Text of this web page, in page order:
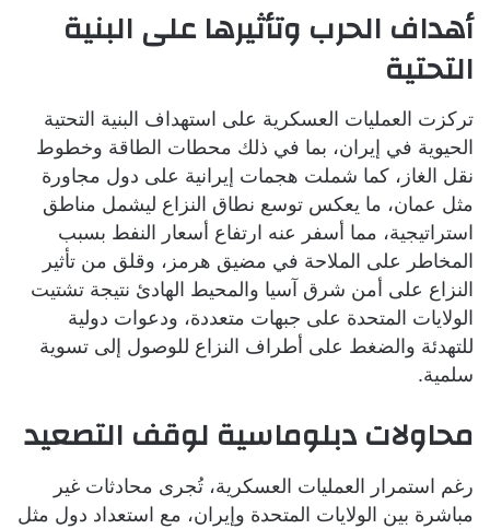
أهداف الحرب وتأثيرها على البنية
التحتية
تركزت العمليات العسكرية على استهداف البنية التحتية
الحيوية في إيران، بما في ذلك محطات الطاقة وخطوط
نقل الغاز، كما شملت هجمات إيرانية على دول مجاورة
مثل عمان، ما يعكس توسع نطاق النزاع ليشمل مناطق
استراتيجية، مما أسفر عنه ارتفاع أسعار النفط بسبب
المخاطر على الملاحة في مضيق هرمز، وقلق من تأثير
النزاع على أمن شرق آسيا والمحيط الهادئ نتيجة تشتيت
الولايات المتحدة على جبهات متعددة، ودعوات دولية
للتهدئة والضغط على أطراف النزاع للوصول إلى تسوية
سلمية.
محاولات دبلوماسية لوقف التصعيد
رغم استمرار العمليات العسكرية، تُجرى محادثات غير
مباشرة بين الولايات المتحدة وإيران، مع استعداد دول مثل